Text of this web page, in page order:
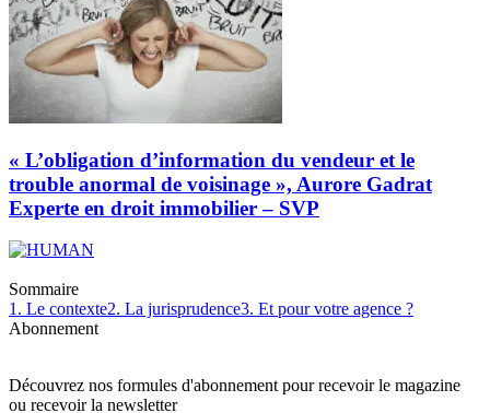
« L’obligation d’information du vendeur et le
trouble anormal de voisinage », Aurore Gadrat
Experte en droit immobilier – SVP
Sommaire
1. Le contexte2. La jurisprudence3. Et pour votre agence ?
Abonnement
Découvrez nos formules d'abonnement pour recevoir le magazine
ou recevoir la newsletter